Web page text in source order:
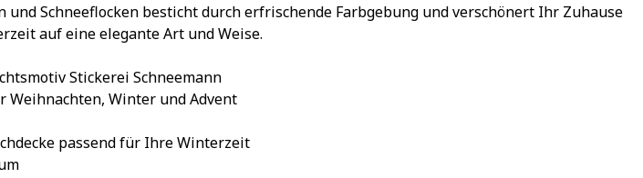
Schneeflocken besticht durch erfrischende Farbgebung und verschönert Ihr Zuhause
auf eine elegante Art und Weise.
Stickerei Schneemann
Weihnachten, Winter und Advent
passend für Ihre Winterzeit